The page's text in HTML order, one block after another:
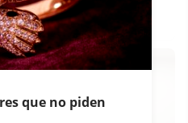
del mundo, ¿está
que no piden